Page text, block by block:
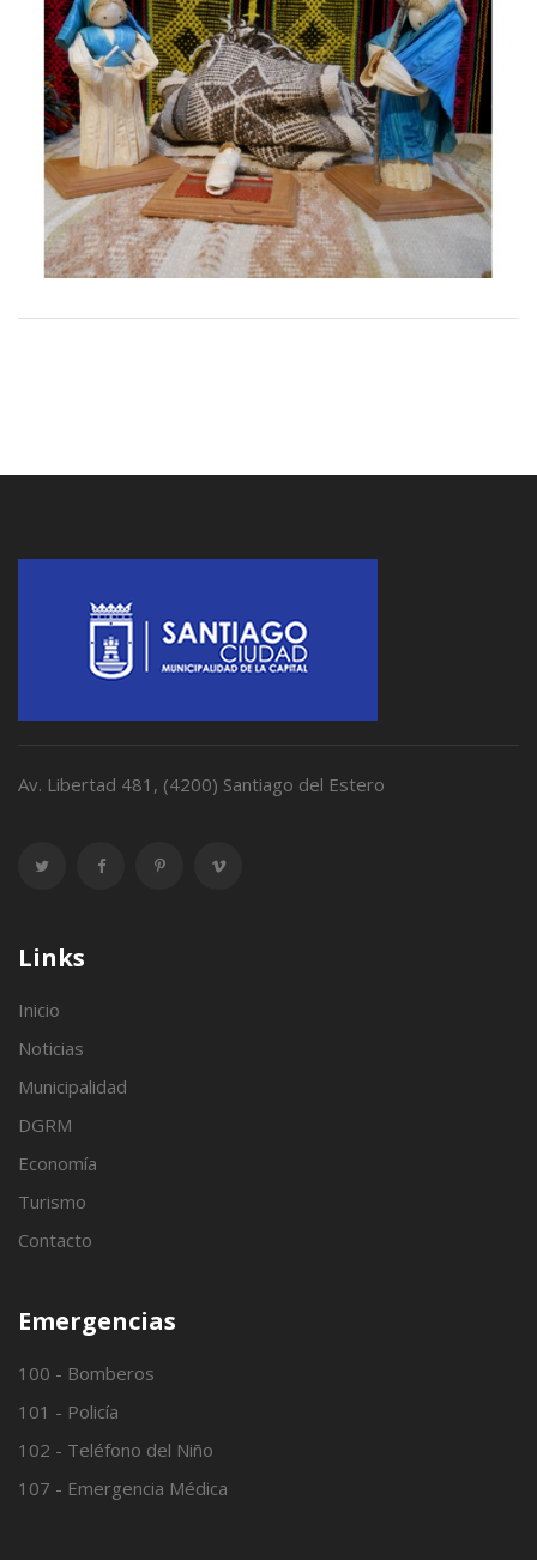
Av. Libertad 481, (4200) Santiago del Estero
Links
Inicio
Noticias
Municipalidad
DGRM
Economía
Turismo
Contacto
Emergencias
100 - Bomberos
101 - Policía
102 - Teléfono del Niño
107 - Emergencia Médica